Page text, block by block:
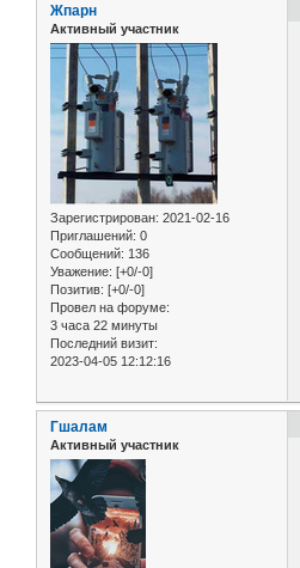
Жпарн
Активный участник
Зарегистрирован: 2021-02-16
Приглашений: 0
Сообщений: 136
Уважение: [+0/-0]
Позитив: [+0/-0]
Провел на форуме:
3 часа 22 минуты
Последний визит:
2023-04-05 12:12:16
Гшалам
Активный участник